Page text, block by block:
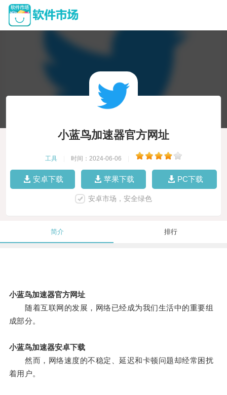
小蓝鸟加速器官方网址
工具 时间：2024-06-06
安卓下载 苹果下载 PC下载
安卓市场，安全绿色
简介 排行
小蓝鸟加速器官方网址
随着互联网的发展，网络已经成为我们生活中的重要组
成部分。
小蓝鸟加速器安卓下载
然而，网络速度的不稳定、延迟和卡顿问题却经常困扰
着用户。